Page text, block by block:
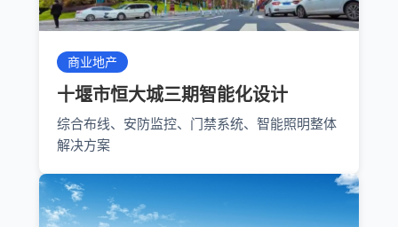
商业地产
十堰市恒大城三期智能化设计
综合布线、安防监控、门禁系统、智能照明整体
解决方案